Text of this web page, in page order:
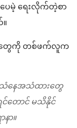
ပေမဲ့ ရေးလိုက်တဲ့စာ
ေကို တစ်ဖက်လူက
သံနေအသံထားတွေ
တောင် မသိနိုင်
ာ။